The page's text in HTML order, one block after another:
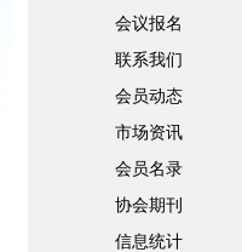
会议报名
联系我们
会员动态
市场资讯
会员名录
协会期刊
信息统计